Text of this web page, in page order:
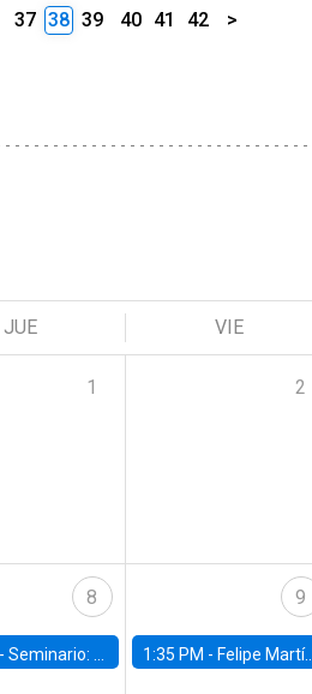
37 38 39 40 41 42 >
JUE VIE
1 2
8
-Seminario: “Recuperando la humanidad para progresar en la era de la IA»
9
1:35 PM - Felipe Martínez, alumno Doctorado en Economía UC